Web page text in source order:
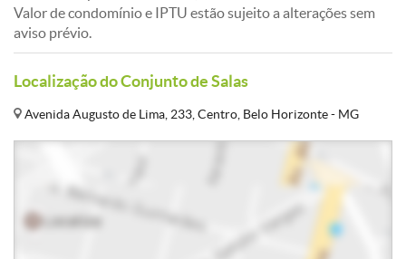
Valor de condomínio e IPTU estão sujeito a alterações sem
aviso prévio.
Localização do Conjunto de Salas
Avenida Augusto de Lima, 233, Centro, Belo Horizonte - MG